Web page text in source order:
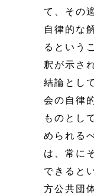
て、その
自律的な
るという
釈が示さ
結論とし
会の自律
ものとし
められる
は、常に
できると
方公共団